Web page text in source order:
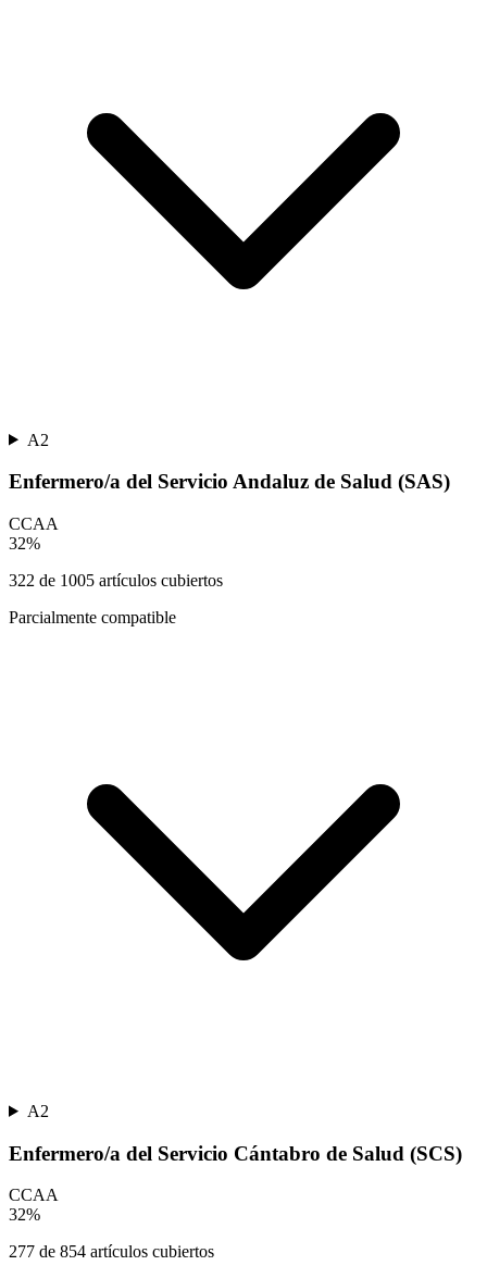
A2
Enfermero/a del Servicio Andaluz de Salud (SAS)
CCAA
32%
322 de 1005 artículos cubiertos
Parcialmente compatible
A2
Enfermero/a del Servicio Cántabro de Salud (SCS)
CCAA
32%
277 de 854 artículos cubiertos